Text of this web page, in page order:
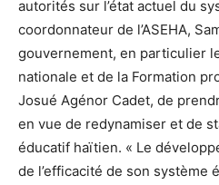
autorités sur l’état actuel du
coordonnateur de l’ASEHA,
gouvernement, en particulier
nationale et de la Formation
Josué Agénor Cadet, de
en vue de redynamiser et de
éducatif haïtien. « Le
de l’efficacité de son système